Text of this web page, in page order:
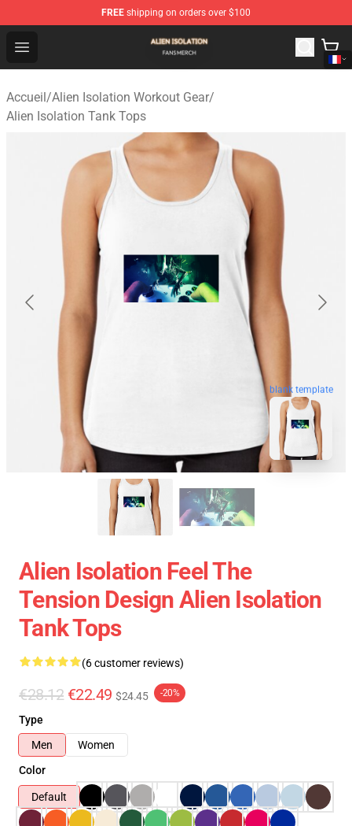
FREE shipping on orders over $100
Open menu
Alien Isolation Shop - Official Alien Isolation
Accueil/Alien Isolation Workout Gear/
Alien Isolation Tank Tops
blank template
Alien Isolation Feel The
Tension Design Alien Isolation
Tank Tops
(6 customer reviews)
€28.12 €22.49 $24.45 -20%
Type
Men
Women
Color
Default